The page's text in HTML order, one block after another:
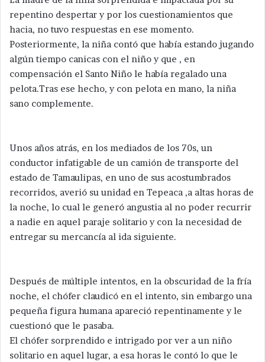
repentino despertar y por los cuestionamientos que
hacia, no tuvo respuestas en ese momento.
Posteriormente, la niña contó que había estando jugando
algún tiempo canicas con el niño y que , en
compensación el Santo Niño le había regalado una
pelota.Tras ese hecho, y con pelota en mano, la niña
sano complemente.
Unos años atrás, en los mediados de los 70s, un
conductor infatigable de un camión de transporte del
estado de Tamaulipas, en uno de sus acostumbrados
recorridos, averió su unidad en Tepeaca ,a altas horas de
la noche, lo cual le generó angustia al no poder recurrir
a nadie en aquel paraje solitario y con la necesidad de
entregar su mercancía al ida siguiente.
Después de múltiple intentos, en la obscuridad de la fría
noche, el chófer claudicó en el intento, sin embargo una
pequeña figura humana apareció repentinamente y le
cuestionó que le pasaba.
El chófer sorprendido e intrigado por ver a un niño
solitario en aquel lugar, a esa horas le contó lo que le